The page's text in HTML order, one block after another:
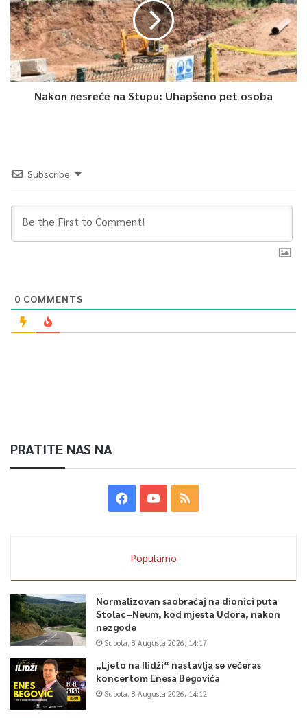
Nakon nesreće na Stupu: Uhapšeno pet osoba
Subscribe
0 COMMENTS
PRATITE NAS NA
Popularno
Normalizovan saobraćaj na dionici puta
Stolac–Neum, kod mjesta Udora, nakon
nezgode
Subota, 8 Augusta 2026, 14:17
„Ljeto na Ilidži“ nastavlja se večeras
koncertom Enesa Begovića
Subota, 8 Augusta 2026, 14:12